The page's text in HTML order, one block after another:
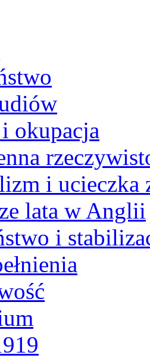
okupacja
i ucieczka
lata w Anglii
i